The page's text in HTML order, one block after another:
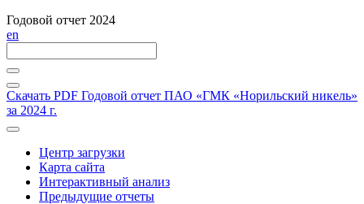
Годовой отчет 2024
en
Скачать PDF Годовой отчет ПАО «ГМК «Норильский никель»
за 2024 г.
Центр загрузки
Карта сайта
Интерактивный анализ
Предыдущие отчеты